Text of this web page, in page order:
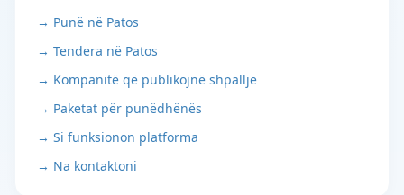
→ Punë në Patos
→ Tendera në Patos
→ Kompanitë që publikojnë shpallje
→ Paketat për punëdhënës
→ Si funksionon platforma
→ Na kontaktoni